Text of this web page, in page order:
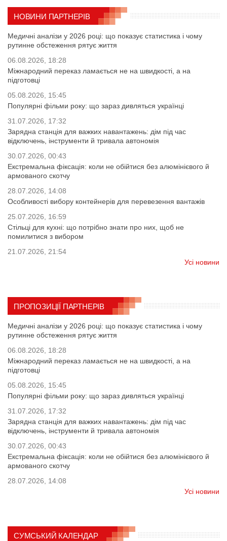
НОВИНИ ПАРТНЕРІВ
Медичні аналізи у 2026 році: що показує статистика і чому
рутинне обстеження рятує життя
06.08.2026, 18:28
Міжнародний переказ ламається не на швидкості, а на
підготовці
05.08.2026, 15:45
Популярні фільми року: що зараз дивляться українці
31.07.2026, 17:32
Зарядна станція для важких навантажень: дім під час
відключень, інструменти й тривала автономія
30.07.2026, 00:43
Екстремальна фіксація: коли не обійтися без алюмінієвого й
армованого скотчу
28.07.2026, 14:08
Особливості вибору контейнерів для перевезення вантажів
25.07.2026, 16:59
Стільці для кухні: що потрібно знати про них, щоб не
помилитися з вибором
21.07.2026, 21:54
Усі новини
ПРОПОЗИЦІЇ ПАРТНЕРІВ
Медичні аналізи у 2026 році: що показує статистика і чому
рутинне обстеження рятує життя
06.08.2026, 18:28
Міжнародний переказ ламається не на швидкості, а на
підготовці
05.08.2026, 15:45
Популярні фільми року: що зараз дивляться українці
31.07.2026, 17:32
Зарядна станція для важких навантажень: дім під час
відключень, інструменти й тривала автономія
30.07.2026, 00:43
Екстремальна фіксація: коли не обійтися без алюмінієвого й
армованого скотчу
28.07.2026, 14:08
Усі новини
СУМСЬКИЙ КАЛЕНДАР